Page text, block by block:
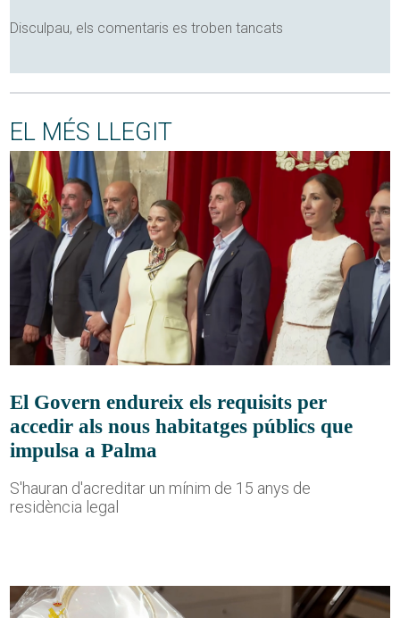
Disculpau, els comentaris es troben tancats
EL MÉS LLEGIT
El Govern endureix els requisits per
accedir als nous habitatges públics que
impulsa a Palma
S'hauran d'acreditar un mínim de 15 anys de
residència legal